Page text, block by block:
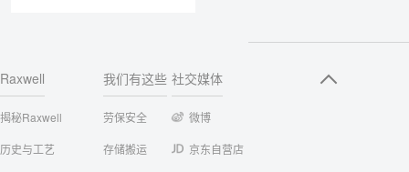
Raxwell
揭秘Raxwell
历史与工艺
我们有这些
劳保安全
存储搬运
社交媒体
微博
京东自营店